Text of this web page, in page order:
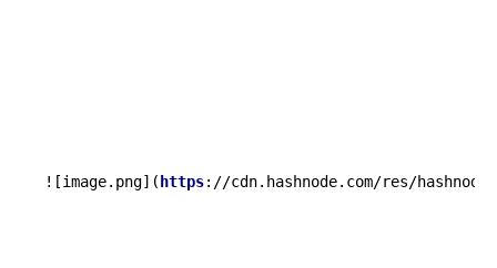
![image.png]( https://cdn.hashnode.com/res/